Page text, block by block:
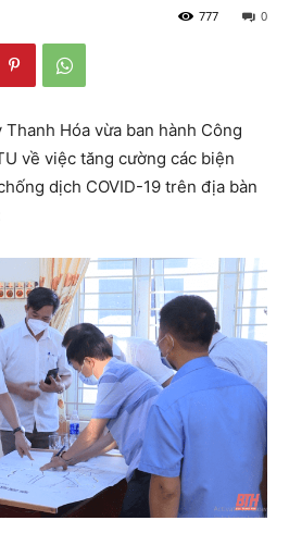
0
777
Hóa vừa ban hành Công
về việc tăng cường các biện
dịch COVID-19 trên địa bàn